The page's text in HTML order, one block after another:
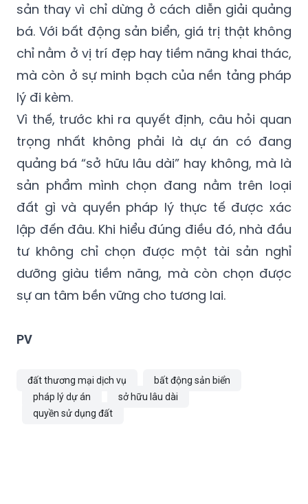
sản thay vì chỉ dừng ở cách diễn giải quảng
bá. Với bất động sản biển, giá trị thật không
chỉ nằm ở vị trí đẹp hay tiềm năng khai thác,
mà còn ở sự minh bạch của nền tảng pháp
lý đi kèm.
Vì thế, trước khi ra quyết định, câu hỏi quan
trọng nhất không phải là dự án có đang
quảng bá “sở hữu lâu dài” hay không, mà là
sản phẩm mình chọn đang nằm trên loại
đất gì và quyền pháp lý thực tế được xác
lập đến đâu. Khi hiểu đúng điều đó, nhà đầu
tư không chỉ chọn được một tài sản nghỉ
dưỡng giàu tiềm năng, mà còn chọn được
sự an tâm bền vững cho tương lai.
PV
đất thương mại dịch vụ
bất động sản biển
pháp lý dự án
sở hữu lâu dài
quyền sử dụng đất